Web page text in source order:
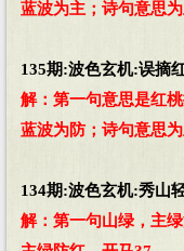
蓝波为主；诗句意思
135期:波色玄机:误摘
解：第一句意思是红
蓝波为防；诗句意思
134期:波色玄机:秀山
解：第一句山绿，主